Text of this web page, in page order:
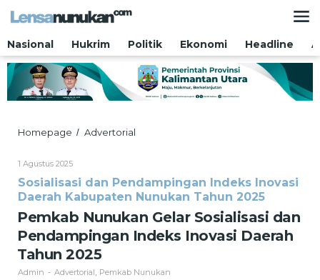
Nasional
Hukrim Politik Ekonomi Headline
Homepage / Advertorial
dan
Pendampingan
Inovasi
Daerah
1 Agustus 2025Oleh
Sosialisasi dan Pendampingan Indeks Inovasi
Daerah Kabupaten Nunukan Tahun 2025
Pemkab Nunukan Gelar Sosialisasi dan
Pendampingan Indeks Inovasi Daerah
Tahun 2025
Admin - Advertorial Pemkab Nunukan